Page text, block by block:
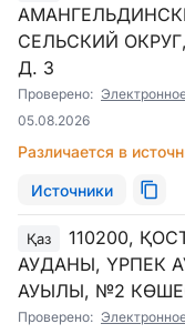
СЕЛЬСКИЙ
Д. 3
Проверено:
05.08.2026
Различается в
Источники
Қаз
110200,
АУДАНЫ, ҮРПЕК
АУЫЛЫ, №2
Проверено: